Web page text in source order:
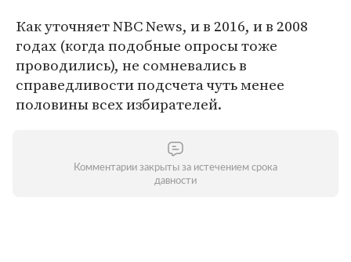
Как уточняет NBC News, и в 2016, и в 2008
годах (когда подобные опросы тоже
проводились), не сомневались в
справедливости подсчета чуть менее
половины всех избирателей.
Комментарии закрыты за истечением срока
давности